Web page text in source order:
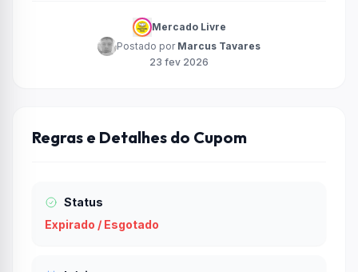
Mercado Livre
Postado por Marcus Tavares
23 fev 2026
Regras e Detalhes do Cupom
Status
Expirado / Esgotado